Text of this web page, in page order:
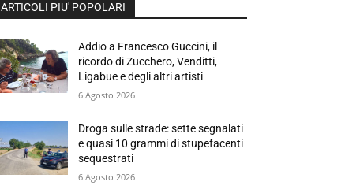
ARTICOLI PIU' POPOLARI
Addio a Francesco Guccini, il
ricordo di Zucchero, Venditti,
Ligabue e degli altri artisti
6 Agosto 2026
Droga sulle strade: sette segnalati
e quasi 10 grammi di stupefacenti
sequestrati
6 Agosto 2026